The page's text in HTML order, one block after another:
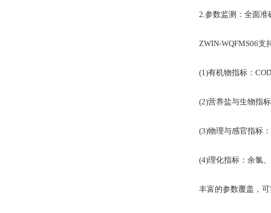
2.参数监测：全面准
ZWIN-WQFMS06支持
(1)有机物指标：
(2)营养盐与生物指标
(3)物理与感官指标：
(4)理化指标：余氯、
丰富的参数覆盖，可